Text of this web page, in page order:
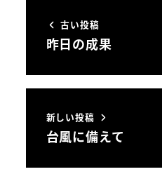
古い投稿
昨日の成果
新しい投稿
台風に備えて